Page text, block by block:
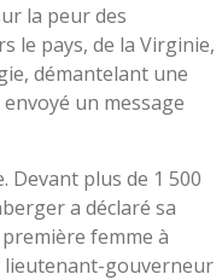
la peur des
le pays, de la Virginie,
démantelant une
un message
plus de 1 500
a déclaré sa
femme à
lieutenant-gouverneur